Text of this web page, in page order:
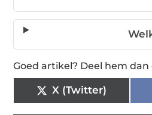
Goed artikel? Deel hem dan
X (Twitter)